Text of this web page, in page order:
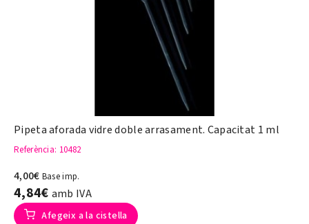
Pipeta aforada vidre doble arrasament. Capacitat 1 ml
Referència: 10482
4,00€ Base imp.
4,84€ amb IVA
Afegeix a la cistella